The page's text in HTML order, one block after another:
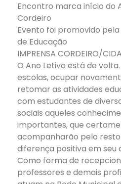
Encontro marca início do
Cordeiro
Evento foi promovido
de Educação
IMPRENSA CORDEIRO/
O Ano Letivo está de
escolas, ocupar
retomar as atividades
com estudantes de
sociais aqueles
importantes, que
acompanharão pelo
diferença positiva em seu
Como forma de
professores e demais